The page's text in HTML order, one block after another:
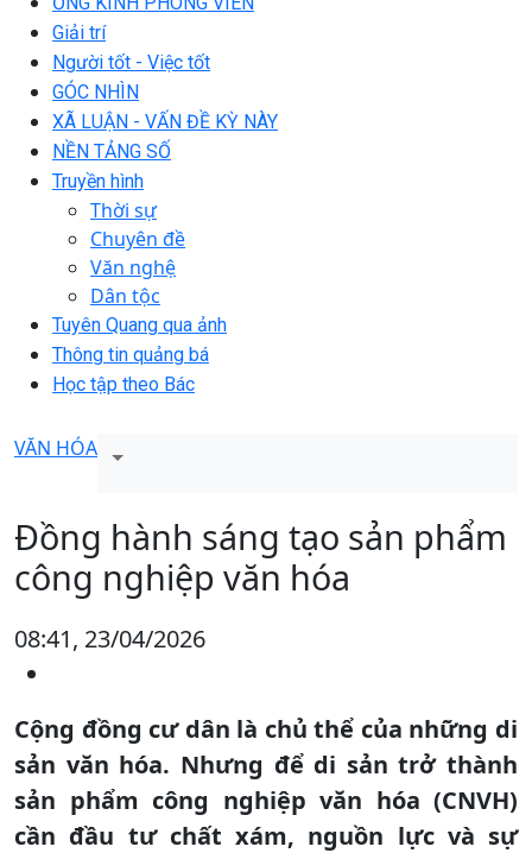
Giải trí
Người tốt - Việc tốt
GÓC NHÌN
XÃ LUẬN - VẤN ĐỀ KỲ NÀY
NỀN TẢNG SỐ
Truyền hình
Thời sự
Chuyên đề
Văn nghệ
Dân tộc
Tuyên Quang qua ảnh
Thông tin quảng bá
Học tập theo Bác
VĂN HÓA
Đồng hành sáng tạo sản phẩm
công nghiệp văn hóa
08:41, 23/04/2026
Cộng đồng cư dân là chủ thể của những di
sản văn hóa. Nhưng để di sản trở thành
sản phẩm công nghiệp văn hóa (CNVH)
cần đầu tư chất xám, nguồn lực và sự